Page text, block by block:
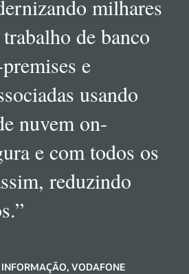
milhares
de banco
e
usando
nuvem on-
e com todos os
reduzindo
”
INFORMAÇÃO, VODAFONE